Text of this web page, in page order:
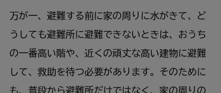
万が一、避難する前に家の周 りに水がきて、ど
うしても避難所に避難できないときは、おうち
の一番高い 階や、近くの頑丈な高い建物に避難
して、救助を待つ必要があります。そのために
も、 普段から避難所だけではなく、 家の周 りの